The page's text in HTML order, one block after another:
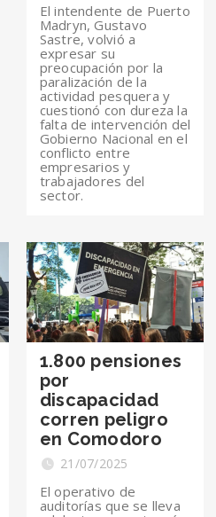
El intendente de Puerto
Madryn, Gustavo
Sastre, volvió a
expresar su
preocupación por la
paralización de la
actividad pesquera y
cuestionó con dureza la
falta de intervención del
Gobierno Nacional en el
conflicto entre
empresarios y
trabajadores del
sector.
1.800 pensiones
por
discapacidad
corren peligro
en Comodoro
21/07/2025
El operativo de
auditorías que se lleva